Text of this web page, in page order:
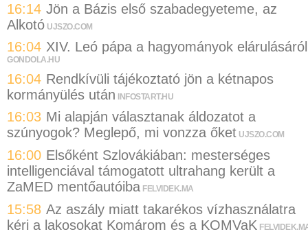
16:14 Jön a Bázis első szabadegyeteme, az
Alkotó UJSZO.COM
16:04 XIV. Leó pápa a hagyományok elárulásáról
GONDOLA.HU
16:04 Rendkívüli tájékoztató jön a kétnapos
kormányülés után INFOSTART.HU
16:03 Mi alapján választanak áldozatot a
szúnyogok? Meglepő, mi vonzza őket UJSZO.COM
16:00 Elsőként Szlovákiában: mesterséges
intelligenciával támogatott ultrahang került a
ZaMED mentőautóiba FELVIDEK.MA
15:58 Az aszály miatt takarékos vízhasználatra
kéri a lakosokat Komárom és a KOMVaK